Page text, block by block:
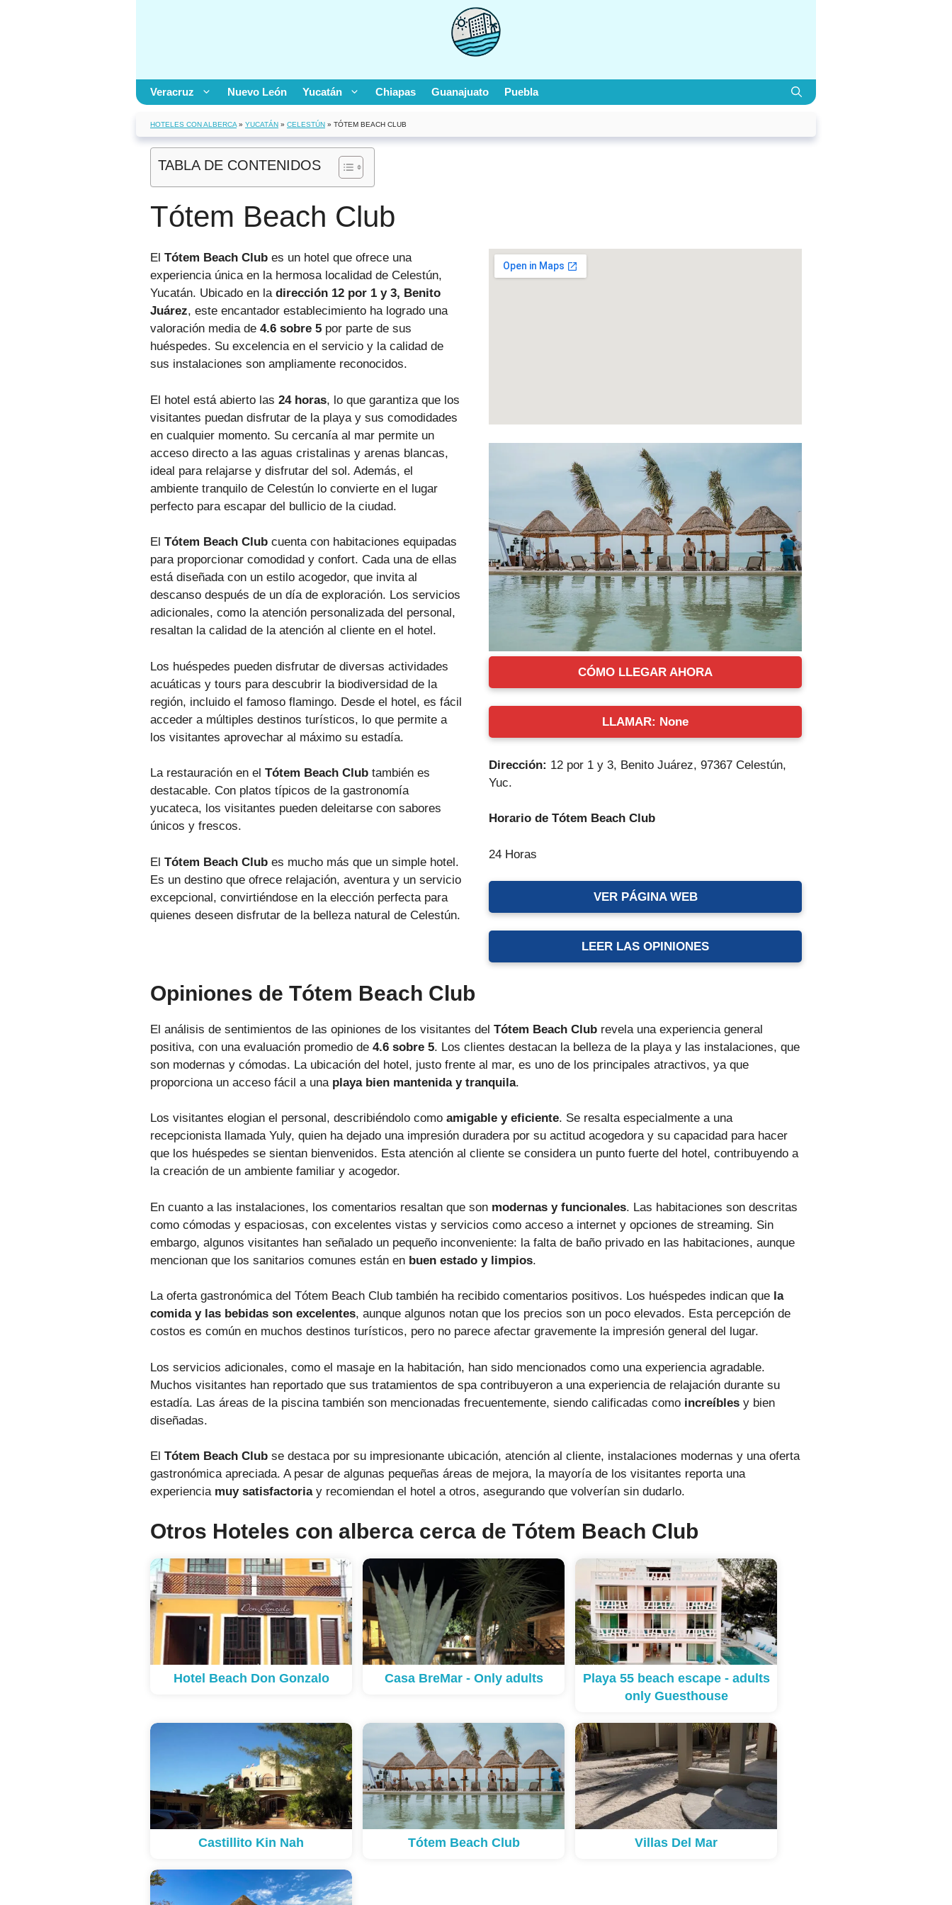
Veracruz Nuevo León Yucatán Chiapas Guanajuato Puebla
HOTELES CON ALBERCA » YUCATÁN » CELESTÚN » TÓTEM BEACH CLUB
TABLA DE CONTENIDOS
Tótem Beach Club
El Tótem Beach Club es un hotel que ofrece una
experiencia única en la hermosa localidad de Celestún,
Yucatán. Ubicado en la dirección 12 por 1 y 3, Benito
Juárez, este encantador establecimiento ha logrado una
valoración media de 4.6 sobre 5 por parte de sus
huéspedes. Su excelencia en el servicio y la calidad de
sus instalaciones son ampliamente reconocidos.
El hotel está abierto las 24 horas, lo que garantiza que los
visitantes puedan disfrutar de la playa y sus comodidades
en cualquier momento. Su cercanía al mar permite un
acceso directo a las aguas cristalinas y arenas blancas,
ideal para relajarse y disfrutar del sol. Además, el
ambiente tranquilo de Celestún lo convierte en el lugar
perfecto para escapar del bullicio de la ciudad.
El Tótem Beach Club cuenta con habitaciones equipadas
para proporcionar comodidad y confort. Cada una de ellas
está diseñada con un estilo acogedor, que invita al
descanso después de un día de exploración. Los servicios
adicionales, como la atención personalizada del personal,
resaltan la calidad de la atención al cliente en el hotel.
Los huéspedes pueden disfrutar de diversas actividades
acuáticas y tours para descubrir la biodiversidad de la
región, incluido el famoso flamingo. Desde el hotel, es fácil
acceder a múltiples destinos turísticos, lo que permite a
los visitantes aprovechar al máximo su estadía.
La restauración en el Tótem Beach Club también es
destacable. Con platos típicos de la gastronomía
yucateca, los visitantes pueden deleitarse con sabores
únicos y frescos.
El Tótem Beach Club es mucho más que un simple hotel.
Es un destino que ofrece relajación, aventura y un servicio
excepcional, convirtiéndose en la elección perfecta para
quienes deseen disfrutar de la belleza natural de Celestún.
CÓMO LLEGAR AHORA
LLAMAR: None
Dirección: 12 por 1 y 3, Benito Juárez, 97367 Celestún,
Yuc.
Horario de Tótem Beach Club
24 Horas
VER PÁGINA WEB
LEER LAS OPINIONES
Opiniones de Tótem Beach Club
El análisis de sentimientos de las opiniones de los visitantes del Tótem Beach Club revela una experiencia general
positiva, con una evaluación promedio de 4.6 sobre 5. Los clientes destacan la belleza de la playa y las instalaciones, que
son modernas y cómodas. La ubicación del hotel, justo frente al mar, es uno de los principales atractivos, ya que
proporciona un acceso fácil a una playa bien mantenida y tranquila.
Los visitantes elogian el personal, describiéndolo como amigable y eficiente. Se resalta especialmente a una
recepcionista llamada Yuly, quien ha dejado una impresión duradera por su actitud acogedora y su capacidad para hacer
que los huéspedes se sientan bienvenidos. Esta atención al cliente se considera un punto fuerte del hotel, contribuyendo a
la creación de un ambiente familiar y acogedor.
En cuanto a las instalaciones, los comentarios resaltan que son modernas y funcionales. Las habitaciones son descritas
como cómodas y espaciosas, con excelentes vistas y servicios como acceso a internet y opciones de streaming. Sin
embargo, algunos visitantes han señalado un pequeño inconveniente: la falta de baño privado en las habitaciones, aunque
mencionan que los sanitarios comunes están en buen estado y limpios.
La oferta gastronómica del Tótem Beach Club también ha recibido comentarios positivos. Los huéspedes indican que la
comida y las bebidas son excelentes, aunque algunos notan que los precios son un poco elevados. Esta percepción de
costos es común en muchos destinos turísticos, pero no parece afectar gravemente la impresión general del lugar.
Los servicios adicionales, como el masaje en la habitación, han sido mencionados como una experiencia agradable.
Muchos visitantes han reportado que sus tratamientos de spa contribuyeron a una experiencia de relajación durante su
estadía. Las áreas de la piscina también son mencionadas frecuentemente, siendo calificadas como increíbles y bien
diseñadas.
El Tótem Beach Club se destaca por su impresionante ubicación, atención al cliente, instalaciones modernas y una oferta
gastronómica apreciada. A pesar de algunas pequeñas áreas de mejora, la mayoría de los visitantes reporta una
experiencia muy satisfactoriay recomiendan el hotel a otros, asegurando que volverían sin dudarlo.
Otros Hoteles con alberca cerca de Tótem Beach Club
Hotel Beach Don Gonzalo Casa BreMar - Only adults
Playa 55 beach escape - adults
only Guesthouse
Castillito Kin Nah Tótem Beach Club Villas Del Mar